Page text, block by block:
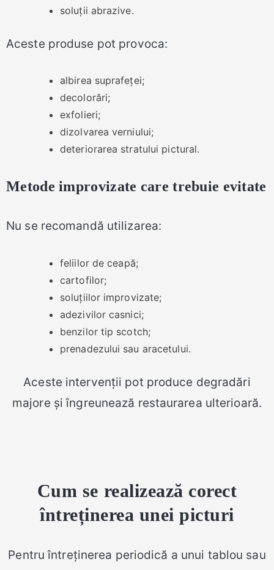
soluții abrazive.
Aceste produse pot provoca:
albirea suprafeței;
decolorări;
exfolieri;
dizolvarea verniului;
deteriorarea stratului pictural.
Metode improvizate care trebuie evitate
Nu se recomandă utilizarea:
feliilor de ceapă;
cartofilor;
soluțiilor improvizate;
adezivilor casnici;
benzilor tip scotch;
prenadezului sau aracetului.
Aceste intervenții pot produce degradări
majore și îngreunează restaurarea ulterioară.
Cum se realizează corect
întreținerea unei picturi
Pentru întreținerea periodică a unui tablou sau